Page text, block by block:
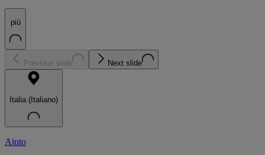
più
Previous slide Next slide
Italia (Italiano)
Aiuto